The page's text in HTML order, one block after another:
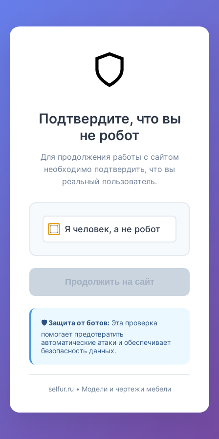
Подтвердите, что вы
не робот
Для продолжения работы с сайтом
необходимо подтвердить, что вы
реальный пользователь.
Я человек, а не робот
Продолжить на сайт
🛡️ Защита от ботов: Эта проверка
помогает предотвратить
автоматические атаки и обеспечивает
безопасность данных.
selfur.ru • Модели и чертежи мебели